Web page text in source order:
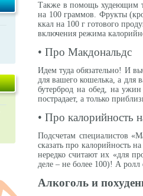
Также в помощь худеющим
на 100 граммов. Фрукты
ккал на 100 г готового
включения режима
• Про Макдональдс
Идем туда обязательно! И
для вашего кошелька, а для
бутерброд на обед, на
пострадает, а только
• Про калорийность
Подсчетам специалистов
сказать про калорийность
нередко считают их «для
деле – не более 100)! А ролл
Алкоголь и